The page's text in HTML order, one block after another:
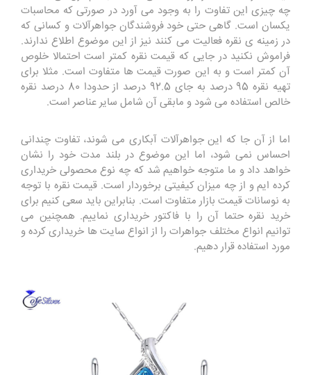
چه چیزی این تفاوت را به وجود می آورد در صورتی که محاسبات
یکسان است. گاهی حتی خود فروشندگان جواهرآلات و کسانی که
در زمینه ی نقره فعالیت می کنند نیز از این موضوع اطلاع ندارند.
فراموش نکنید در جایی که قیمت نقره کمتر است احتمالا خلوص
آن کمتر است و به این صورت قیمت ها متفاوت است. مثلا برای
تهیه نقره 95 درصد به جای 92.5 درصد از حدودا 80 درصد نقره
خالص استفاده می شود و مابقی آن شامل سایر عناصر است.
اما از آن جا که این جواهرآلات آبکاری می شوند، تفاوت چندانی
احساس نمی شود، اما این موضوع در بلند مدت خود را نشان
خواهد داد و ما متوجه خواهیم شد که چه نوع محصولی خریداری
کرده ایم و از چه میزان کیفیتی برخوردار است. قیمت نقره با توجه
به نوسانات قیمت بازار متفاوت است. بنابراین باید سعی کنیم برای
خرید نقره حتما آن را با فاکتور خریداری نماییم. همچنین می
توانیم انواع مختلف جواهرات را از انواع سایت ها خریداری کرده و
مورد استفاده قرار دهیم.